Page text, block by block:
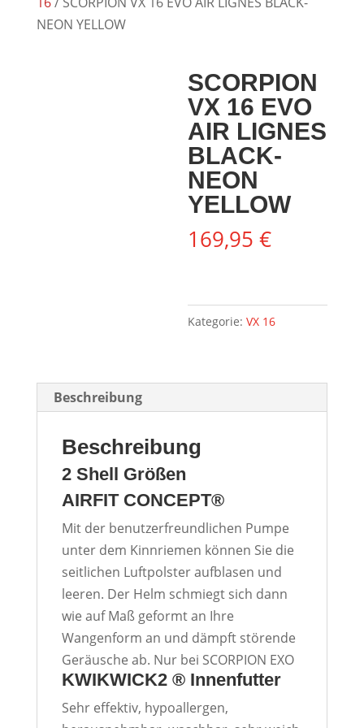
NEON YELLOW
SCORPION
VX 16 EVO
AIR LIGNES
BLACK-
NEON
YELLOW
169,95€
Kategorie:VX 16
Beschreibung
Beschreibung
2 Shell Größen
AIRFIT CONCEPT®
Mit der benutzerfreundlichen Pumpe
unter dem Kinnriemen können Sie die
seitlichen Luftpolster aufblasen und
leeren. Der Helm schmiegt sich dann
wie auf Maß geformt an Ihre
Wangenform an und dämpft störende
Geräusche ab. Nur bei SCORPION EXO
KWIKWICK2 ® Innenfutter
Sehr effektiv, hypoallergen,